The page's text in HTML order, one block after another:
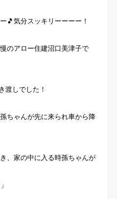
🎵気分スッキリーーーー！
のアロー住建沼口美津子で
渡しでした！
ちゃんが先に来られ車から降
、家の中に入る時孫ちゃんが